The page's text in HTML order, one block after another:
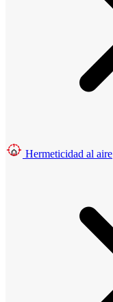
Hermeticidad al aire